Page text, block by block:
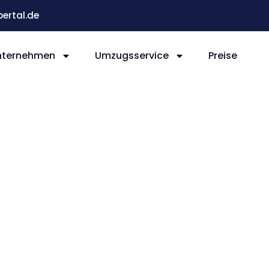
Umzugsservice Preise